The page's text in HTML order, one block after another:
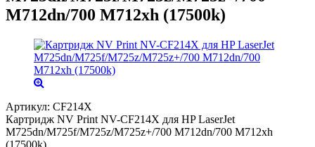
M712dn/700 M712xh (17500k)
Артикул: CF214X
Картридж NV Print NV-CF214X для HP LaserJet
M725dn/M725f/M725z/M725z+/700 M712dn/700 M712xh
(17500k)